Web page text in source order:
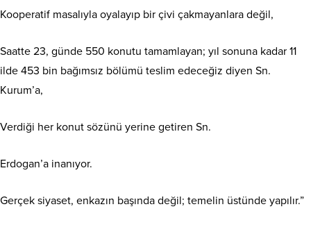
Kooperatif masalıyla oyalayıp bir çivi çakmayanlara değil,
Saatte 23, günde 550 konutu tamamlayan; yıl sonuna kadar 11
ilde 453 bin bağımsız bölümü teslim edeceğiz diyen Sn.
Kurum’a,
Verdiği her konut sözünü yerine getiren Sn.
Erdogan’a inanıyor.
Gerçek siyaset, enkazın başında değil; temelin üstünde yapılır.”